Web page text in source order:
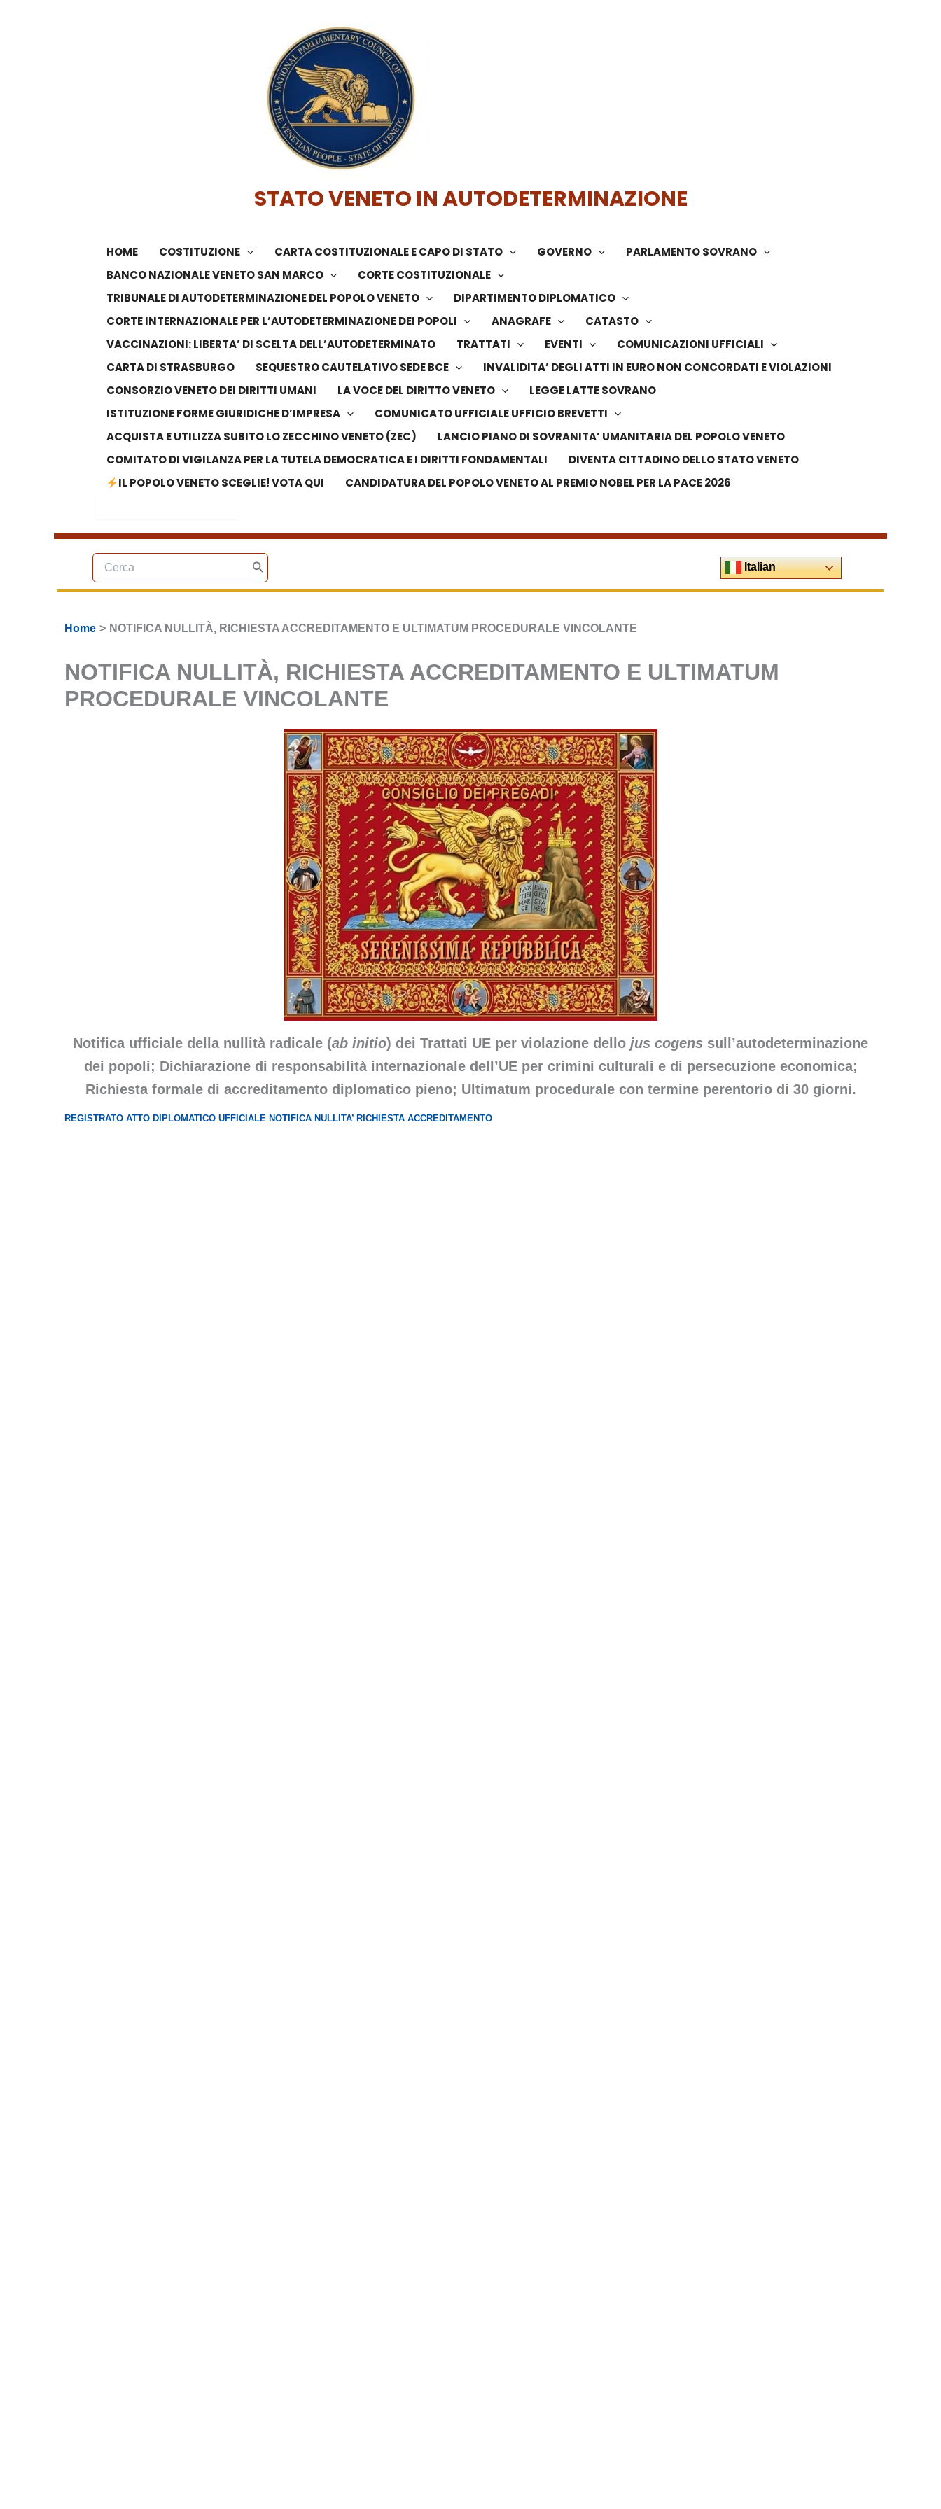
STATO VENETO IN AUTODETERMINAZIONE
HOME COSTITUZIONE CARTA COSTITUZIONALE E CAPO DI STATO GOVERNO
PARLAMENTO SOVRANO
BANCO NAZIONALE VENETO SAN MARCO
CORTE COSTITUZIONALE
TRIBUNALE DI AUTODETERMINAZIONE DEL POPOLO VENETO
DIPARTIMENTO DIPLOMATICO
CORTE INTERNAZIONALE PER L’AUTODETERMINAZIONE DEI POPOLI
ANAGRAFE
CATASTO
VACCINAZIONI: LIBERTA’ DI SCELTA DELL’AUTODETERMINATO
TRATTATI EVENTI
COMUNICAZIONI UFFICIALI
CARTA DI STRASBURGO
SEQUESTRO CAUTELATIVO SEDE BCE
INVALIDITA’ DEGLI ATTI IN EURO NON CONCORDATI E VIOLAZIONI
CONSORZIO VENETO DEI DIRITTI UMANI
LA VOCE DEL DIRITTO VENETO
LEGGE LATTE SOVRANO
ISTITUZIONE FORME GIURIDICHE D’IMPRESA
COMUNICATO UFFICIALE UFFICIO BREVETTI
ACQUISTA E UTILIZZA SUBITO LO ZECCHINO VENETO (ZEC)
LANCIO PIANO DI SOVRANITA’ UMANITARIA DEL POPOLO VENETO
COMITATO DI VIGILANZA PER LA TUTELA DEMOCRATICA E I DIRITTI FONDAMENTALI
DIVENTA CITTADINO DELLO STATO VENETO
IL POPOLO VENETO SCEGLIE! VOTA QUI
CANDIDATURA DEL POPOLO VENETO AL PREMIO NOBEL PER LA PACE 2026
Ricerca
per:
Cerca
Italian
Home NOTIFICA NULLITÀ, RICHIESTA ACCREDITAMENTO E ULTIMATUM PROCEDURALE VINCOLANTE
NOTIFICA NULLITÀ, RICHIESTA ACCREDITAMENTO E ULTIMATUM
PROCEDURALE VINCOLANTE
Notifica ufficiale della nullità radicale (ab initio) dei Trattati UE per violazione dello jus cogens sull’autodeterminazione
dei popoli; Dichiarazione di responsabilità internazionale dell’UE per crimini culturali e di persecuzione economica;
Richiesta formale di accreditamento diplomatico pieno; Ultimatum procedurale con termine perentorio di 30 giorni.
REGISTRATO ATTO DIPLOMATICO UFFICIALE NOTIFICA NULLITA’ RICHIESTA ACCREDITAMENTO